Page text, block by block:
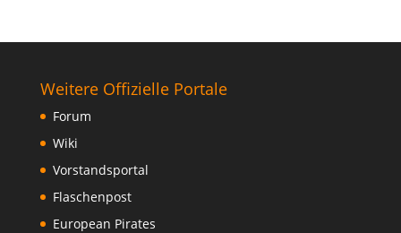
Weitere Offizielle Portale
Forum
Wiki
Vorstandsportal
Flaschenpost
European Pirates